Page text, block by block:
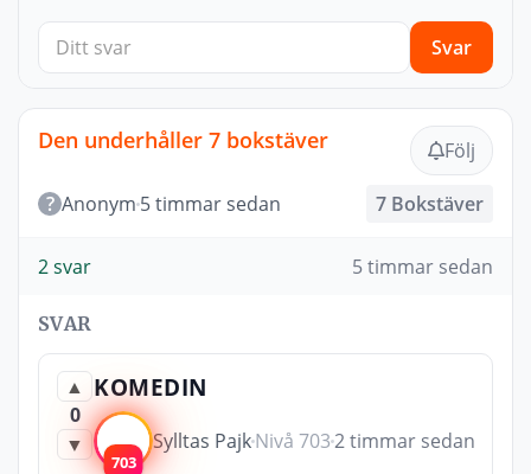
Svar
Den underhåller 7 bokstäver Följ
? Anonym 5 timmar sedan 7 Bokstäver
2 svar 5 timmar sedan
SVAR
▲
0
▼
KOMEDIN
703
Sylltas PajkNivå 7032 timmar sedan